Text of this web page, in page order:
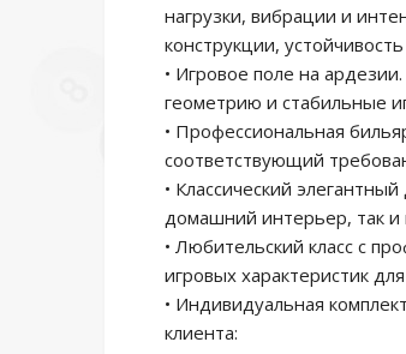
нагрузки, вибрации и
конструкции,
• Игровое поле на
геометрию и стабильные
• Профессиональная
соответствующий
• Классический
домашний интерьер, так и
• Любительский класс с
игровых характеристик
• Индивидуальная
клиента: